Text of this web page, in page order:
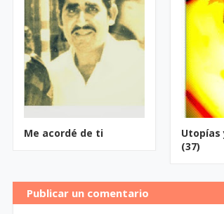
Me acordé de ti
Utopías
(37)
Publicar un comentario